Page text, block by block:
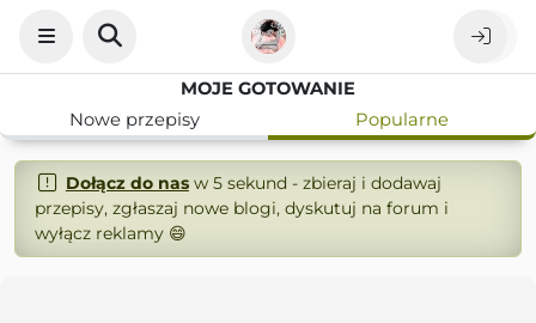
MOJE GOTOWANIE
Nowe przepisy
Popularne
Dołącz do nasw 5 sekund - zbieraj i dodawaj
przepisy, zgłaszaj nowe blogi, dyskutuj na forum i
wyłącz reklamy 😄